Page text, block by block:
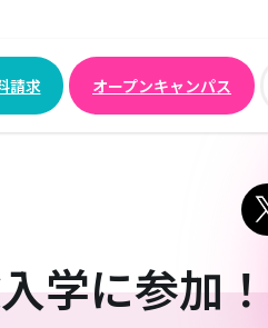
請求 オープンキャンパス
学に参加！